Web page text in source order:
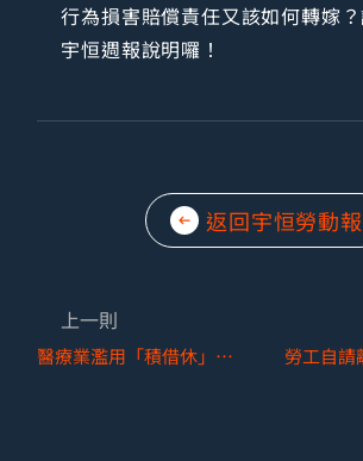
行為損害賠償責任又該如何轉嫁
宇恒週報說明囉！
返回宇恒勞動報
上一則
醫療業濫用「積借休」或「負時數」制度，主管機關下重手！